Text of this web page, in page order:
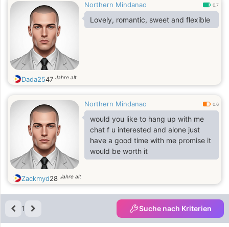
Northern Mindanao 0.7
Lovely, romantic, sweet and flexible
Dada2547 Jahre alt
Northern Mindanao 0.6
would you like to hang up with me
chat f u interested and alone just
have a good time with me promise it
would be worth it
Zackmyd28 Jahre alt
1 Suche nach Kriterien